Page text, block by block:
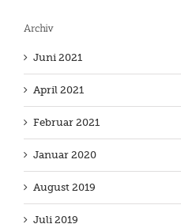
Archiv
Juni 2021
April 2021
Februar 2021
Januar 2020
August 2019
Juli 2019